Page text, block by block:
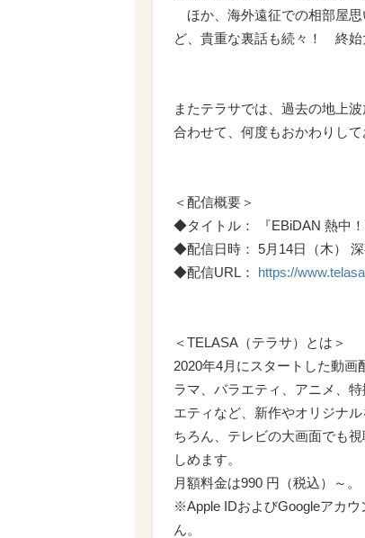
ほか、海外遠征での相部屋思
ど、貴重な裏話も続々！ 終始
またテラサでは、過去の地上
合わせて、何度もおかわりして
＜配信概要＞
◆タイトル： 『EBiDAN 熱中
◆配信日時： 5月14日（木）
◆配信URL： https://
＜TELASA（テラサ）とは＞
2020年4月にスタートした動
ラマ、バラエティ、アニメ、
エティなど、新作やオリジナ
ちろん、テレビの大画面でも
しめます。
月額料金は990 円（税込）～。
※Apple IDおよびGoogleアカ
ん。